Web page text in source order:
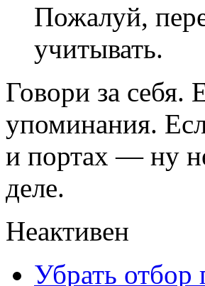
Пожалуй,
учитывать.
Говори за себя.
упоминания.
и портах — ну
деле.
Неактивен
Убрать отбор